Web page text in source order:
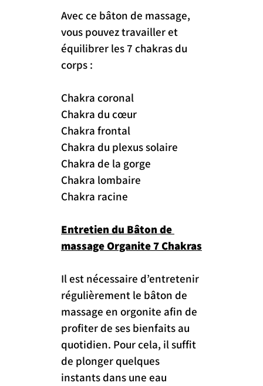
Avec ce bâton de massage,
vous pouvez travailler et
équilibrer les 7 chakras du
corps :
Chakra coronal
Chakra du cœur
Chakra frontal
Chakra du plexus solaire
Chakra de la gorge
Chakra lombaire
Chakra racine
Entretien du Bâton de
massage Organite 7 Chakras
Il est nécessaire d’entretenir
régulièrement le bâton de
massage en orgonite afin de
profiter de ses bienfaits au
quotidien. Pour cela, il suffit
de plonger quelques
instants dans une eau